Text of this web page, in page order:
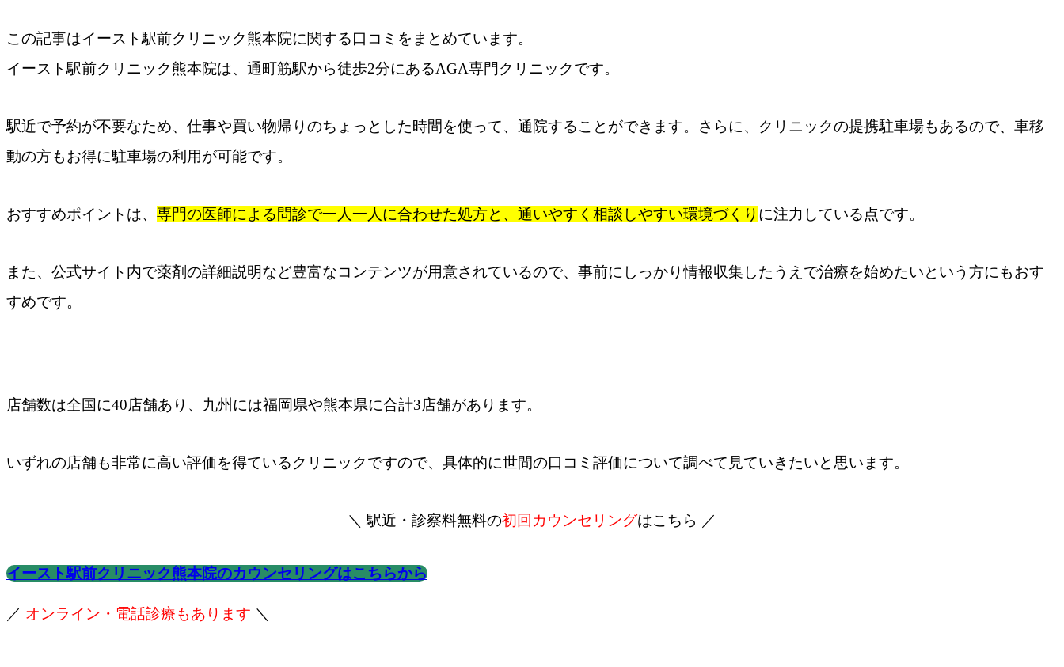
この記事はイースト駅前クリニック熊本院​に関する口コミをまとめています。
イースト駅前クリニック熊本院は、通町筋駅から徒歩2分にあるAGA専門クリニックです。
駅近で予約が不要なため、仕事や買い物帰りのちょっとした時間を使って、通院することができます。さらに、クリニックの提携駐車場もあるので、車移
動の方もお得に駐車場の利用が可能です。
おすすめポイントは、 専門の医師による問診で一人一人に合わせた処方と、通いやすく相談しやすい環境づくり に注力している点です。
また、公式サイト内で薬剤の詳細説明など豊富なコンテンツが用意されているので、事前にしっかり情報収集したうえで治療を始めたいという方にもおす
すめです。
店舗数は全国に40店舗あり、九州には福岡県や熊本県に合計3店舗があります。
いずれの店舗も非常に高い評価を得ているクリニックですので、具体的に世間の口コミ評価について調べて見ていきたいと思います。
＼ 駅近・診察料無料の初回カウンセリングはこちら ／
イースト駅前クリニック熊本院のカウンセリングはこちらから
／ オンライン・電話診療もあります ＼